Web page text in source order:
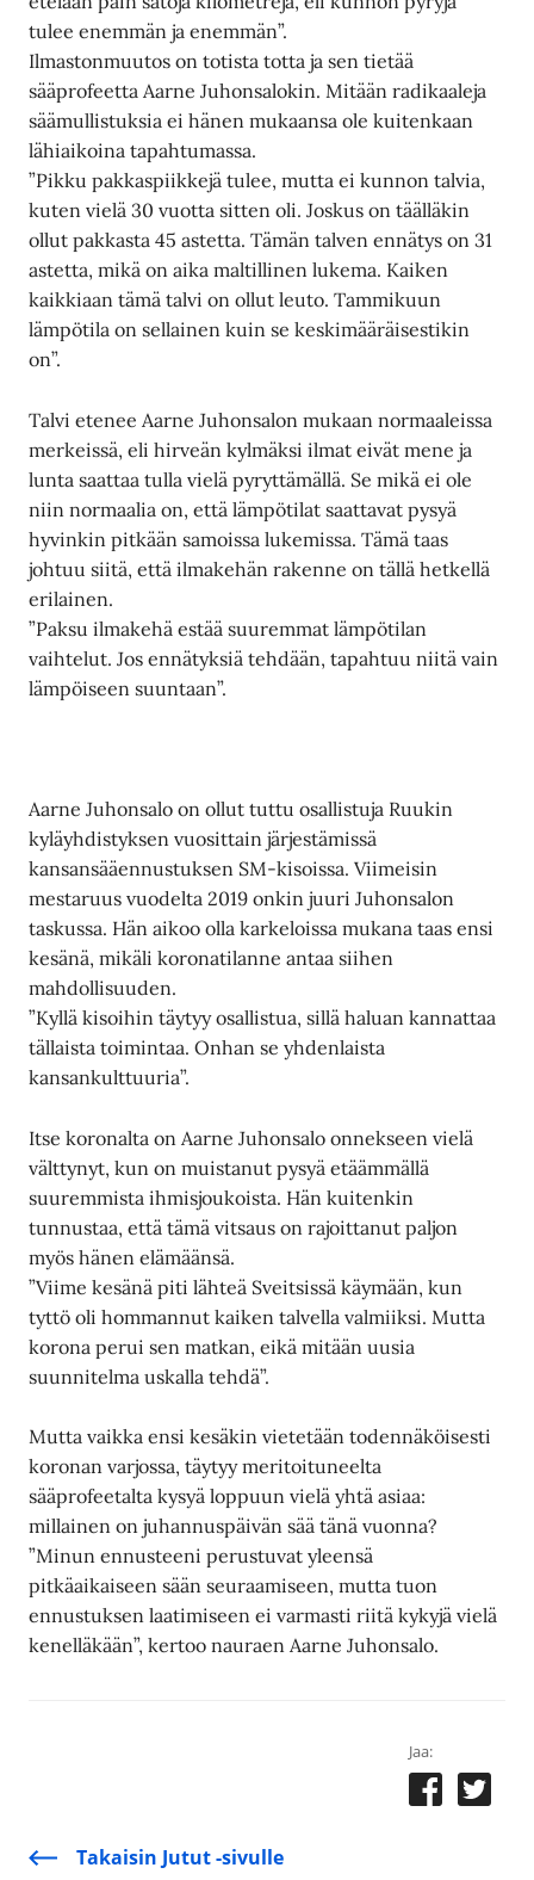
tulee enemmän ja enemmän”.
Ilmastonmuutos on totista totta ja sen tietää
sääprofeetta Aarne Juhonsalokin. Mitään radikaaleja
säämullistuksia ei hänen mukaansa ole kuitenkaan
lähiaikoina tapahtumassa.
”Pikku pakkaspiikkejä tulee, mutta ei kunnon talvia,
kuten vielä 30 vuotta sitten oli. Joskus on täälläkin
ollut pakkasta 45 astetta. Tämän talven ennätys on 31
astetta, mikä on aika maltillinen lukema. Kaiken
kaikkiaan tämä talvi on ollut leuto. Tammikuun
lämpötila on sellainen kuin se keskimääräisestikin
on”.
Talvi etenee Aarne Juhonsalon mukaan normaaleissa
merkeissä, eli hirveän kylmäksi ilmat eivät mene ja
lunta saattaa tulla vielä pyryttämällä. Se mikä ei ole
niin normaalia on, että lämpötilat saattavat pysyä
hyvinkin pitkään samoissa lukemissa. Tämä taas
johtuu siitä, että ilmakehän rakenne on tällä hetkellä
erilainen.
”Paksu ilmakehä estää suuremmat lämpötilan
vaihtelut. Jos ennätyksiä tehdään, tapahtuu niitä vain
lämpöiseen suuntaan”.
Aarne Juhonsalo on ollut tuttu osallistuja Ruukin
kyläyhdistyksen vuosittain järjestämissä
kansansääennustuksen SM-kisoissa. Viimeisin
mestaruus vuodelta 2019 onkin juuri Juhonsalon
taskussa. Hän aikoo olla karkeloissa mukana taas ensi
kesänä, mikäli koronatilanne antaa siihen
mahdollisuuden.
”Kyllä kisoihin täytyy osallistua, sillä haluan kannattaa
tällaista toimintaa. Onhan se yhdenlaista
kansankulttuuria”.
Itse koronalta on Aarne Juhonsalo onnekseen vielä
välttynyt, kun on muistanut pysyä etäämmällä
suuremmista ihmisjoukoista. Hän kuitenkin
tunnustaa, että tämä vitsaus on rajoittanut paljon
myös hänen elämäänsä.
”Viime kesänä piti lähteä Sveitsissä käymään, kun
tyttö oli hommannut kaiken talvella valmiiksi. Mutta
korona perui sen matkan, eikä mitään uusia
suunnitelma uskalla tehdä”.
Mutta vaikka ensi kesäkin vietetään todennäköisesti
koronan varjossa, täytyy meritoituneelta
sääprofeetalta kysyä loppuun vielä yhtä asiaa:
millainen on juhannuspäivän sää tänä vuonna?
”Minun ennusteeni perustuvat yleensä
pitkäaikaiseen sään seuraamiseen, mutta tuon
ennustuksen laatimiseen ei varmasti riitä kykyjä vielä
kenelläkään”, kertoo nauraen Aarne Juhonsalo.
Jaa:
Takaisin Jutut -sivulle